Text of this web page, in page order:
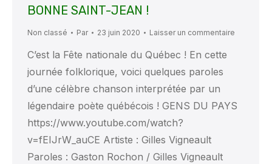
BONNE SAINT-JEAN !
Non classé Par 23 juin 2020 Laisser un commentaire
C’est la Fête nationale du Québec ! En cette
journée folklorique, voici quelques paroles
d’une célèbre chanson interprétée par un
légendaire poète québécois ! GENS DU PAYS
https://www.youtube.com/watch?
v=fEIJrW_auCE Artiste : Gilles Vigneault
Paroles : Gaston Rochon / Gilles Vigneault